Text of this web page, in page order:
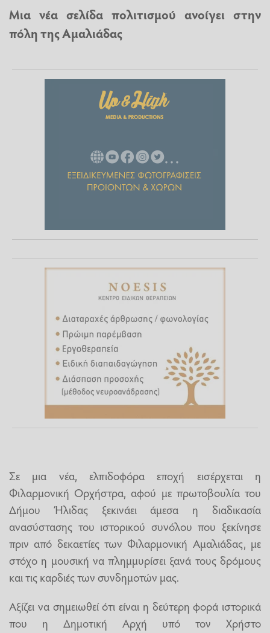
Μια νέα σελίδα πολιτισμού ανοίγει στην
πόλη της Αμαλιάδας
Σε μια νέα, ελπιδοφόρα εποχή εισέρχεται η
Φιλαρμονική Ορχήστρα, αφού με πρωτοβουλία του
Δήμου Ήλιδας ξεκινάει άμεσα η διαδικασία
ανασύστασης του ιστορικού συνόλου που ξεκίνησε
πριν από δεκαετίες των Φιλαρμονική Αμαλιάδας, με
στόχο η μουσική να πλημμυρίσει ξανά τους δρόμους
και τις καρδιές των συνδημοτών μας.
Αξίζει να σημειωθεί ότι είναι η δεύτερη φορά ιστορικά
που η Δημοτική Αρχή υπό τον Χρήστο